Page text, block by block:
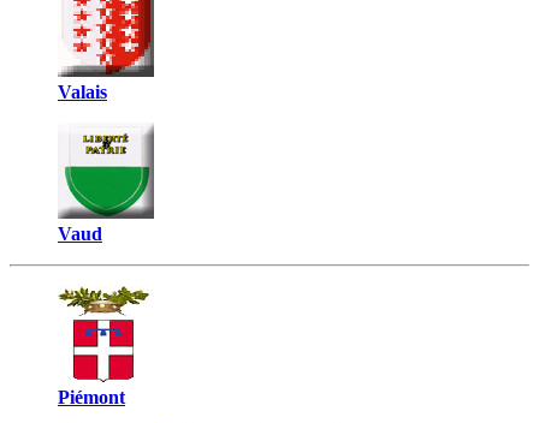
Valais
Vaud
Piémont